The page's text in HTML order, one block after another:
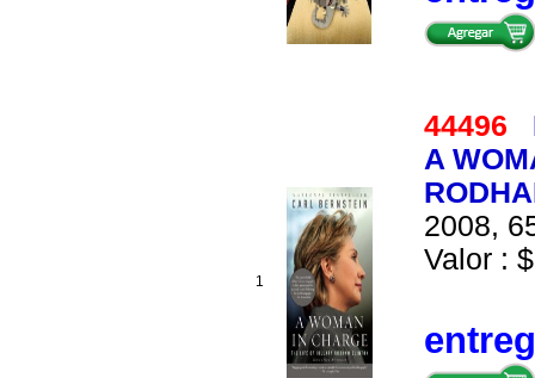
1
44496
A
2008,
Valor :